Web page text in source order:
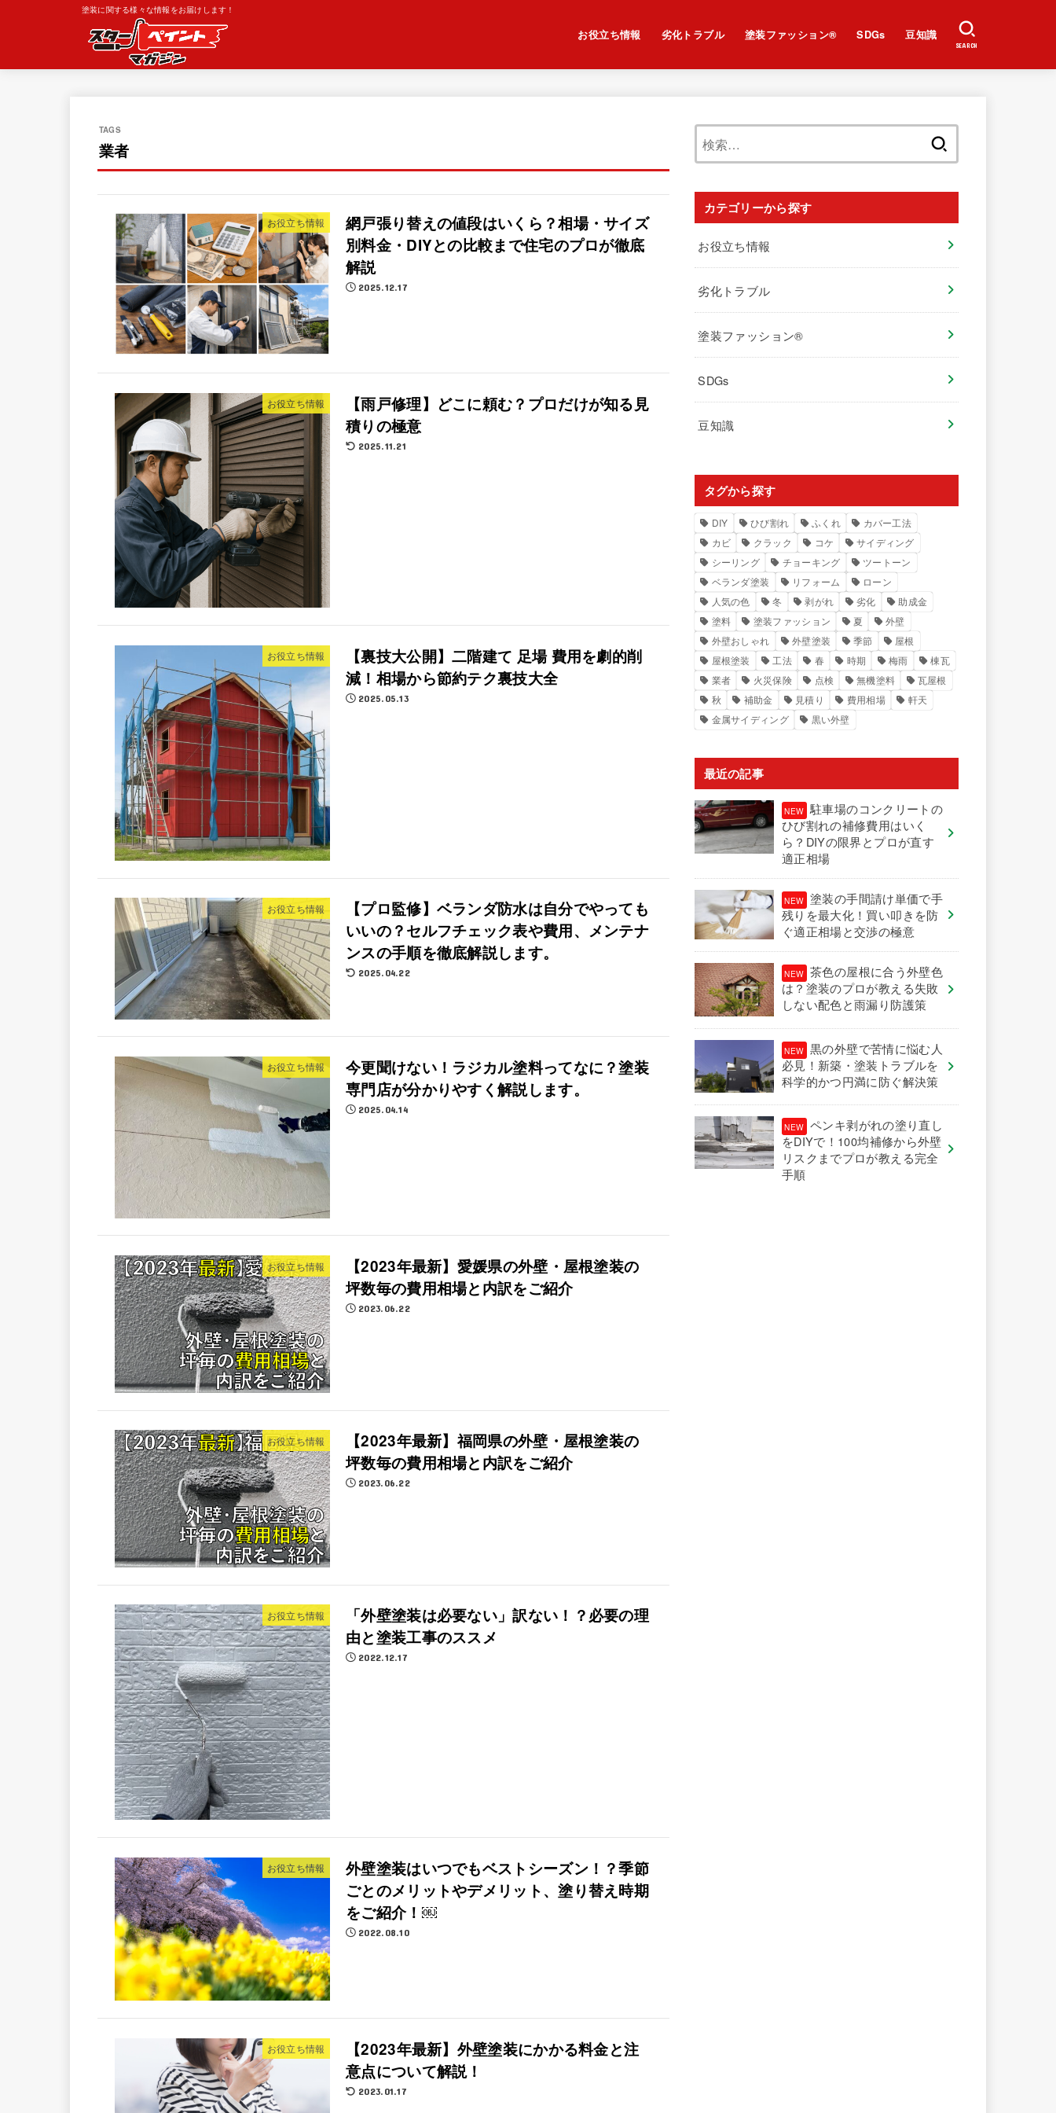
塗装に関する様々な情報をお届けします！
お役立ち情報 劣化トラブル 塗装ファッション®︎ SDGs 豆知識
SEARCH
業者
お役立ち情報
網戸張り替えの値段はいくら？相場・サイズ
別料金・DIYとの比較まで住宅のプロが徹底
解説
2025.12.17
お役立ち情報
【雨戸修理】どこに頼む？プロだけが知る見
積りの極意
2025.11.21
お役立ち情報
【裏技大公開】二階建て 足場 費用を劇的削
減！相場から節約テク裏技大全
2025.05.13
お役立ち情報
【プロ監修】ベランダ防水は自分でやっても
いいの？セルフチェック表や費用、メンテナ
ンスの手順を徹底解説します。
2025.04.22
お役立ち情報
今更聞けない！ラジカル塗料ってなに？塗装
専門店が分かりやすく解説します。
2025.04.14
お役立ち情報
【2023年最新】愛媛県の外壁・屋根塗装の
坪数毎の費用相場と内訳をご紹介
2023.06.22
お役立ち情報
【2023年最新】福岡県の外壁・屋根塗装の
坪数毎の費用相場と内訳をご紹介
2023.06.22
お役立ち情報
「外壁塗装は必要ない」訳ない！？必要の理
由と塗装工事のススメ
2022.12.17
お役立ち情報
外壁塗装はいつでもベストシーズン！？季節
ごとのメリットやデメリット、塗り替え時期
をご紹介！￼
2022.08.10
お役立ち情報
【2023年最新】外壁塗装にかかる料金と注
意点について解説！
2023.01.17
カテゴリーから探す
お役立ち情報
劣化トラブル
塗装ファッション®︎
SDGs
豆知識
タグから探す
DIY ひび割れ ふくれ
カバー工法
カビ
クラック コケ
サイディング
シーリング
チョーキング
ツートーン
ベランダ塗装
リフォーム
ローン
人気の色
冬 剥がれ 劣化
助成金
塗料
塗装ファッション 夏
外壁
外壁おしゃれ
外壁塗装 季節
屋根
屋根塗装
工法 春 時期 梅雨
棟瓦
業者
火災保険 点検 無機塗料
瓦屋根
秋
補助金 見積り 費用相場
軒天
金属サイディング
黒い外壁
最近の記事
駐車場のコンクリートの
ひび割れの補修費用はいく
ら？DIYの限界とプロが直す
適正相場
塗装の手間請け単価で手
残りを最大化！買い叩きを防
ぐ適正相場と交渉の極意
茶色の屋根に合う外壁色
は？塗装のプロが教える失敗
しない配色と雨漏り防護策
黒の外壁で苦情に悩む人
必見！新築・塗装トラブルを
科学的かつ円満に防ぐ解決策
ペンキ剥がれの塗り直し
をDIYで！100均補修から外壁
リスクまでプロが教える完全
手順